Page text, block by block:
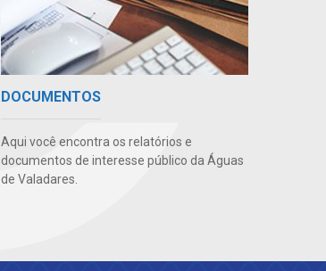
DOCUMENTOS
Aqui você encontra os relatórios e
documentos de interesse público da Águas
de Valadares.